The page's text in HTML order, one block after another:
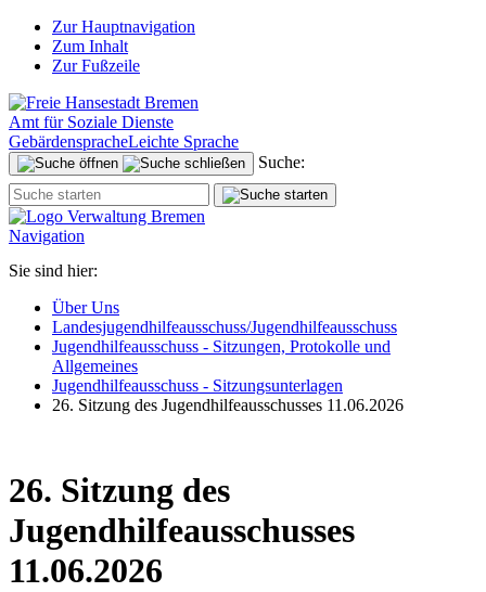
Zur Hauptnavigation
Zum Inhalt
Zur Fußzeile
Amt für Soziale Dienste
GebärdenspracheLeichte Sprache
Suche:
Navigation
Sie sind hier:
Über Uns
Landesjugendhilfeausschuss/Jugendhilfeausschuss
Jugendhilfeausschuss - Sitzungen, Protokolle und
Allgemeines
Jugendhilfeausschuss - Sitzungsunterlagen
26. Sitzung des Jugendhilfeausschusses 11.06.2026
26. Sitzung des
Jugendhilfeausschusses
11.06.2026